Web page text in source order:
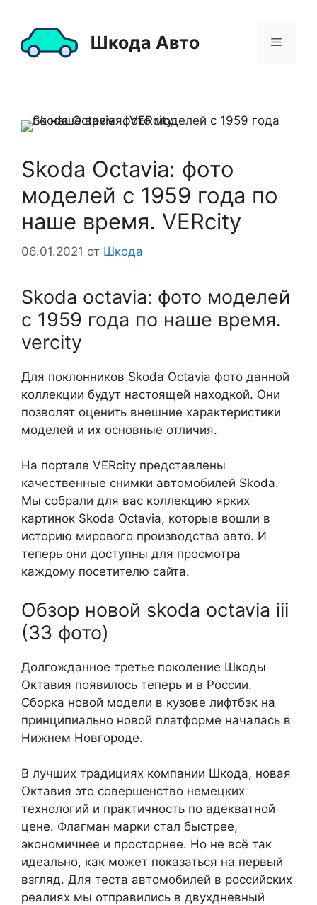
содержимому
Шкода Авто Меню
Skoda Octavia: фото
моделей с 1959 года по
наше время. VERcity
06.01.2021 от Шкода
Skoda octavia: фото моделей
с 1959 года по наше время.
vercity
Для поклонников Skoda Octavia фото данной
коллекции будут настоящей находкой. Они
позволят оценить внешние характеристики
моделей и их основные отличия.
На портале VERcity представлены
качественные снимки автомобилей Skoda.
Мы собрали для вас коллекцию ярких
картинок Skoda Octavia, которые вошли в
историю мирового производства авто. И
теперь они доступны для просмотра
каждому посетителю сайта.
Обзор новой skoda octavia iii
(33 фото)
Долгожданное третье поколение Шкоды
Октавия появилось теперь и в России.
Сборка новой модели в кузове лифтбэк на
принципиально новой платформе началась в
Нижнем Новгороде.
В лучших традициях компании Шкода, новая
Октавия это совершенство немецких
технологий и практичность по адекватной
цене. Флагман марки стал быстрее,
экономичнее и просторнее. Но не всё так
идеально, как может показаться на первый
взгляд. Для теста автомобилей в российских
реалиях мы отправились в двухдневный